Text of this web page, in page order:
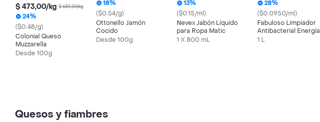
$ 473,00/kg $ 630,00/kg
24%
($0.48/g)
Colonial Queso
Muzzarella
Desde 100g
18%
($0.54/g)
Ottonello Jamón
Cocido
Desde 100g
13%
($0.15/ml)
Nevex Jabón Líquido
para Ropa Matic
1 X 800 mL
28%
($0.0950/ml)
Fabuloso Limpiador
Antibacterial Energía
Naranja
1 L
Quesos y fiambres